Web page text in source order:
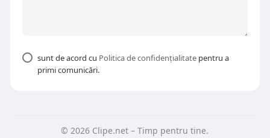
sunt de acord cu Politica de confidențialitatepentru a
primi comunicări.
© 2026 Clipe.net – Timp pentru tine.